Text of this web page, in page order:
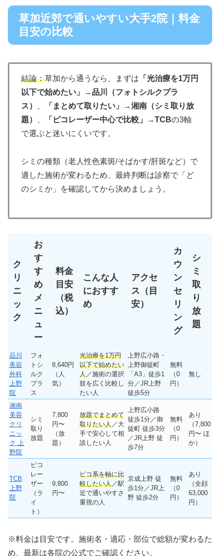
草加近郊で通いやすい大手2院｜料金
目安の比較
結論：草加から通うなら、まずは 「光治療を1万円
以下で始めたい」→品川（フォトシルクプラ
ス）
「まとめて取りたい」→湘南（シミ取り放
題）
「ピコレーザー中心で比較」→TCBの3軸
で選ぶと迷いにくいです。
シミの種類（老人性色素斑/そばかす/肝斑など）で
適した施術が変わるため、最終判断は診察で「ど
のシミか」を確認してから決めましょう。
ク
リ
ニ
ッ
ク
お
す
す
め
メ
ニ
ュ
ー
料金
目安
（税
込）
こんな人
におすす
め
アクセ
ス（目
安）
カ
ウ
ン
セ
リ
ン
グ
シ
ミ
取
り
放
題
品川
美容
外科
上野
院
フォ
トシ
ルク
プラ
ス
8,640円
（人
気）
光治療を1万円
以下で始めたい
人／施術の選択
肢を広く比較し
たい人
上野広小路・
上野御徒町
「A3」徒歩1
分／JR上野
徒歩5分
無料
（0
円）
無し
湘南
美容
クリ
ニッ
ク 上
野院
シミ
取り
放題
7,800
円〜
（放
題）
放題でまとめて
取りたい人／大
手で安心して相
談したい人
上野広小路
徒歩1分／御
徒町 徒歩3分
／JR上野 徒
歩7分
無料
（0
円）
あり
（7,800
円〜 ほ
か）
TCB
上野
院
ピコ
レー
ザー
（ラ
イ
ト）
9,800
円〜
ピコ系を軸に比
較したい人／駅
近で通いやすさ
重視の人
京成上野 徒
歩1分／JR上
野 徒歩2分
無料
（0
円）
あり
（全顔
63,000
円）
※料金は目安です。施術名・適応・部位で総額が変わるた
め、最新は各院の公式でご確認ください。